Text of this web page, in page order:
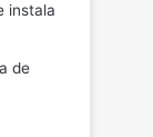
instala
de